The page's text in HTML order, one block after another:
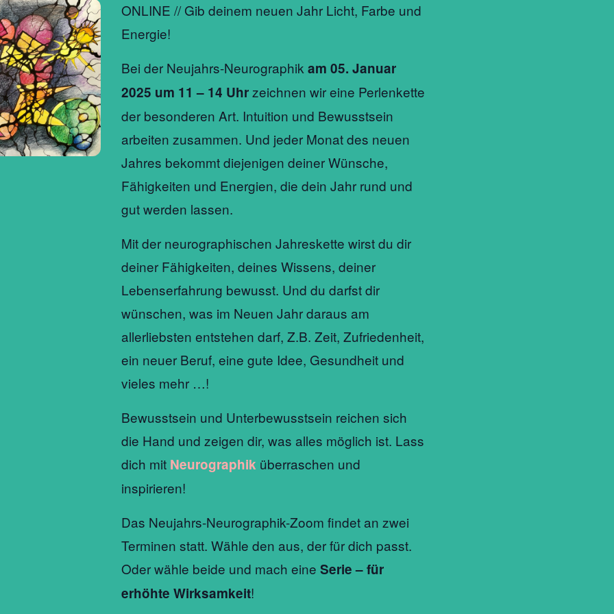
ONLINE // Gib deinem neuen Jahr Licht, Farbe und
Energie!
Bei der Neujahrs-Neurographikam 05. Januar
2025 um 11 – 14 Uhrzeichnen wir eine Perlenkette
der besonderen Art. Intuition und Bewusstsein
arbeiten zusammen. Und jeder Monat des neuen
Jahres bekommt diejenigen deiner Wünsche,
Fähigkeiten und Energien, die dein Jahr rund und
gut werden lassen.
Mit der neurographischen Jahreskette wirst du dir
deiner Fähigkeiten, deines Wissens, deiner
Lebenserfahrung bewusst. Und du darfst dir
wünschen, was im Neuen Jahr daraus am
allerliebsten entstehen darf, Z.B. Zeit, Zufriedenheit,
ein neuer Beruf, eine gute Idee, Gesundheit und
vieles mehr …!
Bewusstsein und Unterbewusstsein reichen sich
die Hand und zeigen dir, was alles möglich ist. Lass
dich mit Neurographiküberraschen und
inspirieren!
Das Neujahrs-Neurographik-Zoom findet an zwei
Terminen statt. Wähle den aus, der für dich passt.
Oder wähle beide und mach eine Serie – für
erhöhte Wirksamkeit!